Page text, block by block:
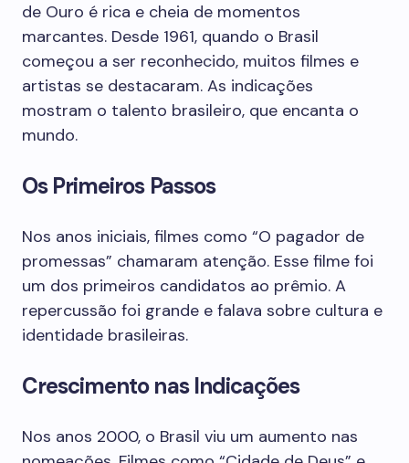
de Ouro é rica e cheia de momentos
marcantes. Desde 1961, quando o Brasil
começou a ser reconhecido, muitos filmes e
artistas se destacaram. As indicações
mostram o talento brasileiro, que encanta o
mundo.
Os Primeiros Passos
Nos anos iniciais, filmes como “O pagador de
promessas” chamaram atenção. Esse filme foi
um dos primeiros candidatos ao prêmio. A
repercussão foi grande e falava sobre cultura e
identidade brasileiras.
Crescimento nas Indicações
Nos anos 2000, o Brasil viu um aumento nas